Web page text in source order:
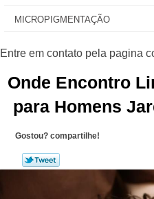
MICROPIGMENTAÇÃO
Onde Encontro
para Homens
Gostou? compartilhe!